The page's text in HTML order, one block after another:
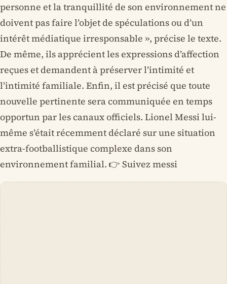
personne et la tranquillité de son environnement ne
doivent pas faire l’objet de spéculations ou d’un
intérêt médiatique irresponsable », précise le texte.
De même, ils apprécient les expressions d’affection
reçues et demandent à préserver l’intimité et
l’intimité familiale. Enfin, il est précisé que toute
nouvelle pertinente sera communiquée en temps
opportun par les canaux officiels. Lionel Messi lui-
même s’était récemment déclaré sur une situation
extra-footballistique complexe dans son
environnement familial. 👉 Suivez messi